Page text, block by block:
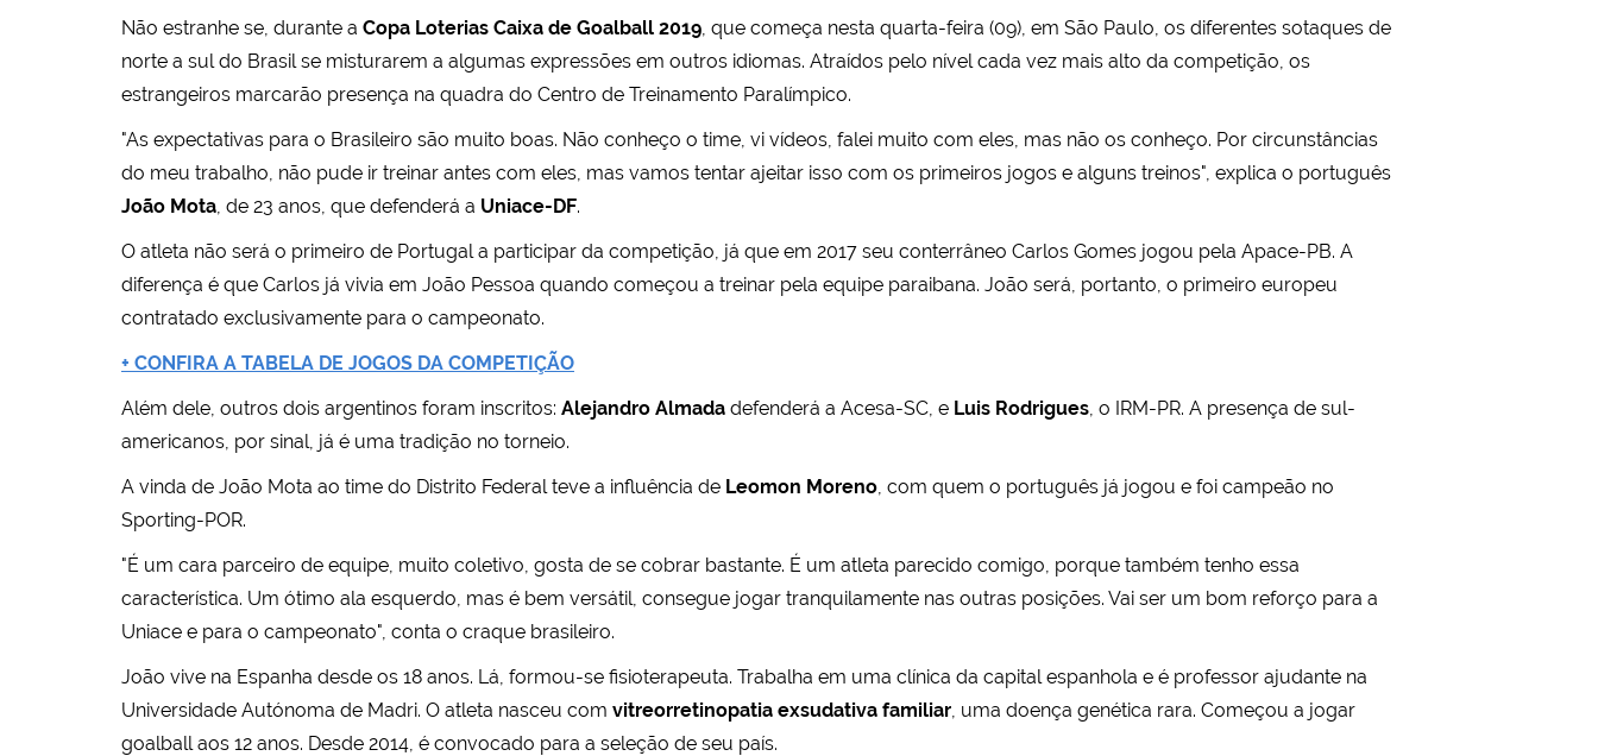
Não estranhe se, durante a Copa Loterias Caixa de Goalball 2019, que começa nesta quarta-feira (09), em São Paulo, os diferentes sotaques de
norte a sul do Brasil se misturarem a algumas expressões em outros idiomas. Atraídos pelo nível cada vez mais alto da competição, os
estrangeiros marcarão presença na quadra do Centro de Treinamento Paralímpico.
"As expectativas para o Brasileiro são muito boas. Não conheço o time, vi vídeos, falei muito com eles, mas não os conheço. Por circunstâncias
do meu trabalho, não pude ir treinar antes com eles, mas vamos tentar ajeitar isso com os primeiros jogos e alguns treinos", explica o português
João Mota, de 23 anos, que defenderá a Uniace-DF.
O atleta não será o primeiro de Portugal a participar da competição, já que em 2017 seu conterrâneo Carlos Gomes jogou pela Apace-PB. A
diferença é que Carlos já vivia em João Pessoa quando começou a treinar pela equipe paraibana. João será, portanto, o primeiro europeu
contratado exclusivamente para o campeonato.
+ CONFIRA A TABELA DE JOGOS DA COMPETIÇÃO
Além dele, outros dois argentinos foram inscritos: Alejandro Almada defenderá a Acesa-SC, e Luis Rodrigues, o IRM-PR. A presença de sul-
americanos, por sinal, já é uma tradição no torneio.
A vinda de João Mota ao time do Distrito Federal teve a influência de Leomon Moreno, com quem o português já jogou e foi campeão no
Sporting-POR.
"É um cara parceiro de equipe, muito coletivo, gosta de se cobrar bastante. É um atleta parecido comigo, porque também tenho essa
característica. Um ótimo ala esquerdo, mas é bem versátil, consegue jogar tranquilamente nas outras posições. Vai ser um bom reforço para a
Uniace e para o campeonato", conta o craque brasileiro.
João vive na Espanha desde os 18 anos. Lá, formou-se fisioterapeuta. Trabalha em uma clínica da capital espanhola e é professor ajudante na
Universidade Autónoma de Madri. O atleta nasceu com vitreorretinopatia exsudativa familiar, uma doença genética rara. Começou a jogar
goalball aos 12 anos. Desde 2014, é convocado para a seleção de seu país.